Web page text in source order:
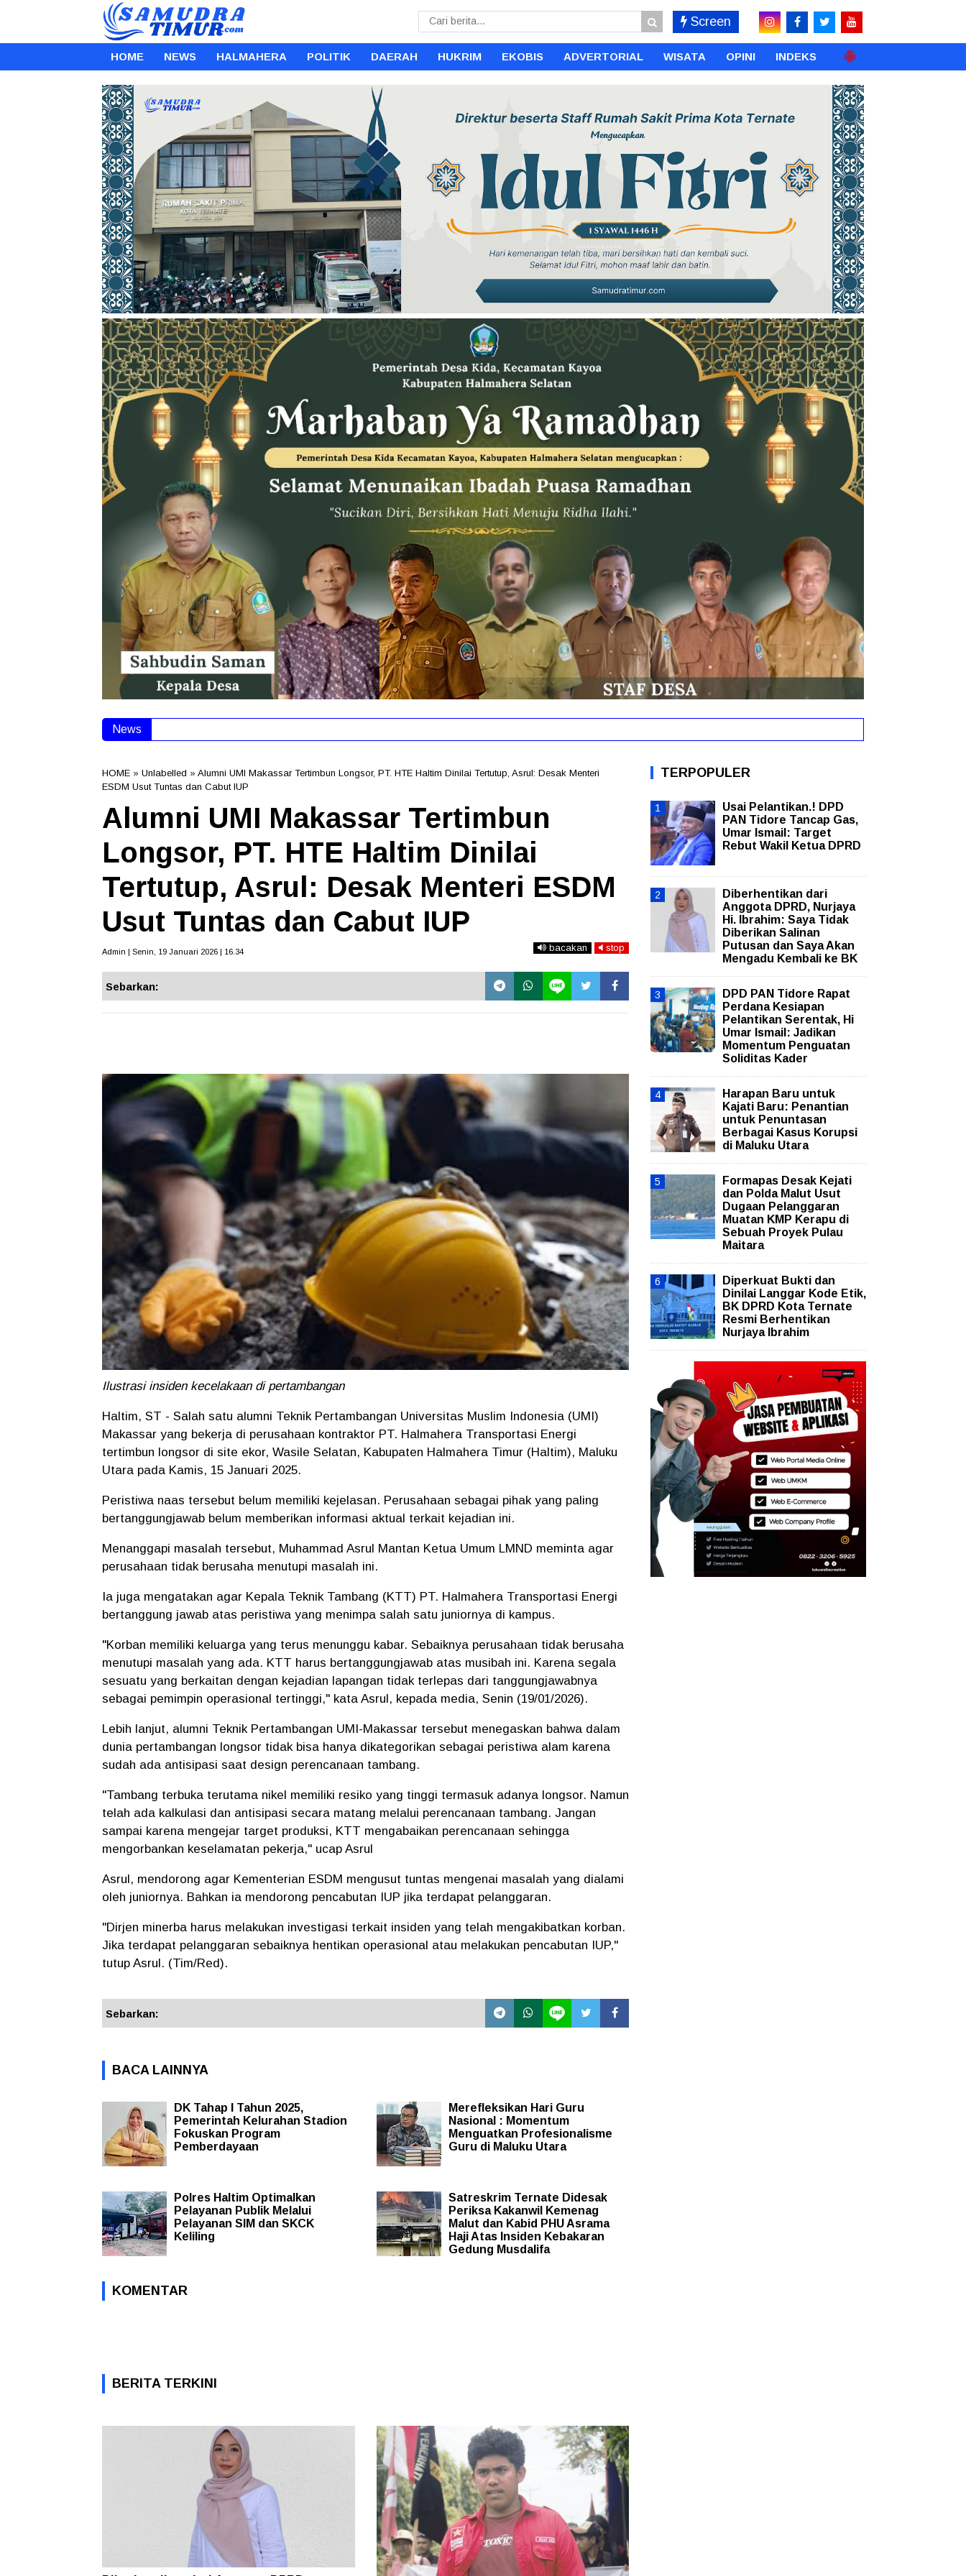
Screen
HOME NEWS HALMAHERA POLITIK DAERAH HUKRIM EKOBIS ADVERTORIAL WISATA OPINI INDEKS
News
HOME » Unlabelled » Alumni UMI Makassar Tertimbun Longsor, PT. HTE Haltim Dinilai Tertutup, Asrul: Desak Menteri
ESDM Usut Tuntas dan Cabut IUP
Alumni UMI Makassar Tertimbun
Longsor, PT. HTE Haltim Dinilai
Tertutup, Asrul: Desak Menteri ESDM
Usut Tuntas dan Cabut IUP
Admin | Senin, 19 Januari 2026 | 16.34 bacakan stop
Sebarkan:
Ilustrasi insiden kecelakaan di pertambangan
Haltim, ST - Salah satu alumni Teknik Pertambangan Universitas Muslim Indonesia (UMI)
Makassar yang bekerja di perusahaan kontraktor PT. Halmahera Transportasi Energi
tertimbun longsor di site ekor, Wasile Selatan, Kabupaten Halmahera Timur (Haltim), Maluku
Utara pada Kamis, 15 Januari 2025.
Peristiwa naas tersebut belum memiliki kejelasan. Perusahaan sebagai pihak yang paling
bertanggungjawab belum memberikan informasi aktual terkait kejadian ini.
Menanggapi masalah tersebut, Muhammad Asrul Mantan Ketua Umum LMND meminta agar
perusahaan tidak berusaha menutupi masalah ini.
Ia juga mengatakan agar Kepala Teknik Tambang (KTT) PT. Halmahera Transportasi Energi
bertanggung jawab atas peristiwa yang menimpa salah satu juniornya di kampus.
"Korban memiliki keluarga yang terus menunggu kabar. Sebaiknya perusahaan tidak berusaha
menutupi masalah yang ada. KTT harus bertanggungjawab atas musibah ini. Karena segala
sesuatu yang berkaitan dengan kejadian lapangan tidak terlepas dari tanggungjawabnya
sebagai pemimpin operasional tertinggi," kata Asrul, kepada media, Senin (19/01/2026).
Lebih lanjut, alumni Teknik Pertambangan UMI-Makassar tersebut menegaskan bahwa dalam
dunia pertambangan longsor tidak bisa hanya dikategorikan sebagai peristiwa alam karena
sudah ada antisipasi saat design perencanaan tambang.
"Tambang terbuka terutama nikel memiliki resiko yang tinggi termasuk adanya longsor. Namun
telah ada kalkulasi dan antisipasi secara matang melalui perencanaan tambang. Jangan
sampai karena mengejar target produksi, KTT mengabaikan perencanaan sehingga
mengorbankan keselamatan pekerja," ucap Asrul
Asrul, mendorong agar Kementerian ESDM mengusut tuntas mengenai masalah yang dialami
oleh juniornya. Bahkan ia mendorong pencabutan IUP jika terdapat pelanggaran.
"Dirjen minerba harus melakukan investigasi terkait insiden yang telah mengakibatkan korban.
Jika terdapat pelanggaran sebaiknya hentikan operasional atau melakukan pencabutan IUP,"
tutup Asrul. (Tim/Red).
Sebarkan:
BACA LAINNYA
DK Tahap I Tahun 2025,
Pemerintah Kelurahan Stadion
Fokuskan Program
Pemberdayaan
Merefleksikan Hari Guru
Nasional : Momentum
Menguatkan Profesionalisme
Guru di Maluku Utara
Polres Haltim Optimalkan
Pelayanan Publik Melalui
Pelayanan SIM dan SKCK
Keliling
Satreskrim Ternate Didesak
Periksa Kakanwil Kemenag
Malut dan Kabid PHU Asrama
Haji Atas Insiden Kebakaran
Gedung Musdalifa
KOMENTAR
BERITA TERKINI
TERPOPULER
Usai Pelantikan.! DPD
PAN Tidore Tancap Gas,
Umar Ismail: Target
Rebut Wakil Ketua DPRD
Diberhentikan dari
Anggota DPRD, Nurjaya
Hi. Ibrahim: Saya Tidak
Diberikan Salinan
Putusan dan Saya Akan
Mengadu Kembali ke BK
DPD PAN Tidore Rapat
Perdana Kesiapan
Pelantikan Serentak, Hi
Umar Ismail: Jadikan
Momentum Penguatan
Soliditas Kader
Harapan Baru untuk
Kajati Baru: Penantian
untuk Penuntasan
Berbagai Kasus Korupsi
di Maluku Utara
Formapas Desak Kejati
dan Polda Malut Usut
Dugaan Pelanggaran
Muatan KMP Kerapu di
Sebuah Proyek Pulau
Maitara
Diperkuat Bukti dan
Dinilai Langgar Kode Etik,
BK DPRD Kota Ternate
Resmi Berhentikan
Nurjaya Ibrahim